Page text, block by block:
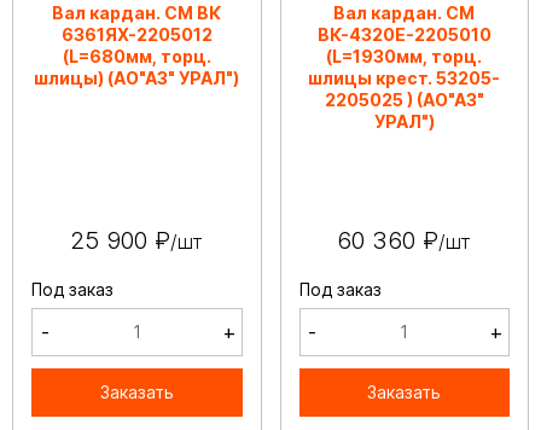
Вал кардан. СМ ВК
6361ЯХ-2205012
(L=680мм, торц.
шлицы) (АО"АЗ" УРАЛ")
25 900 ₽/шт
Под заказ
- +
Заказать
Вал кардан. СМ
ВК-4320Е-2205010
(L=1930мм, торц.
шлицы крест. 53205-
2205025 ) (АО"АЗ"
УРАЛ")
60 360 ₽/шт
Под заказ
- +
Заказать